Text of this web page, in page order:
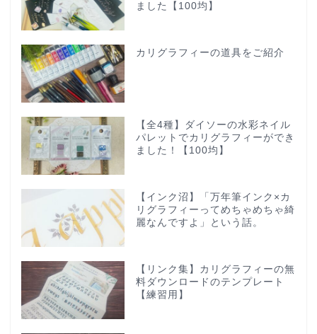
ました【100均】
カリグラフィーの道具をご紹介
【全4種】ダイソーの水彩ネイル
パレットでカリグラフィーができ
ました！【100均】
【インク沼】「万年筆インク×カ
リグラフィーってめちゃめちゃ綺
麗なんですよ」という話。
【リンク集】カリグラフィーの無
料ダウンロードのテンプレート
【練習用】